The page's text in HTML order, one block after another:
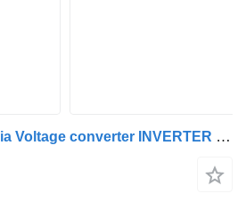
Pingemuundur Scania Voltage converter INVERTER tüübi jaoks sadulveoki Scania R440